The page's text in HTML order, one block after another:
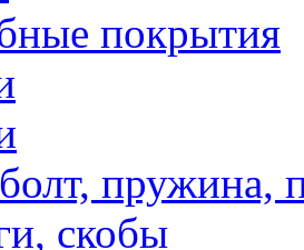
покрытия
пружина,
скобы